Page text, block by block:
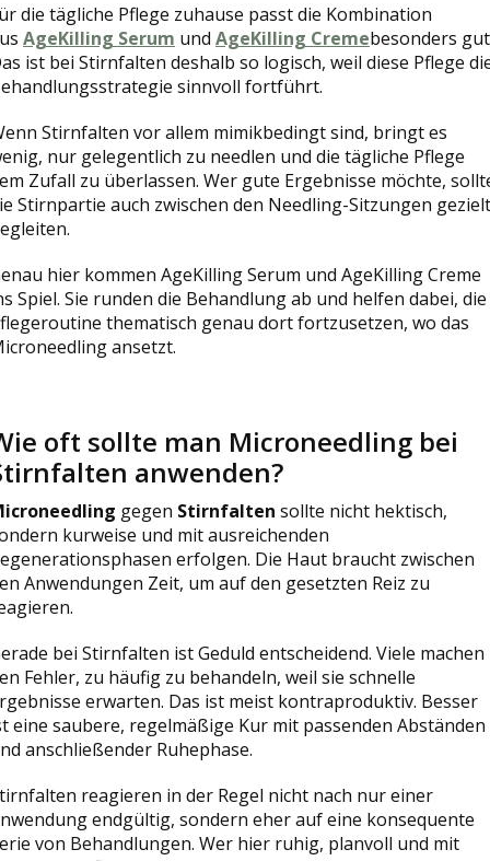
die tägliche Pflege zuhause passt die Kombination
AgeKilling Serum und AgeKilling Cremebesonders
ist bei Stirnfalten deshalb so logisch, weil diese Pflege
sinnvoll fortführt.
Stirnfalten vor allem mimikbedingt sind, bringt es
nur gelegentlich zu needlen und die tägliche Pflege
Zufall zu überlassen. Wer gute Ergebnisse möchte,
Stirnpartie auch zwischen den Needling-Sitzungen gezielt
hier kommen AgeKilling Serum und AgeKilling Creme
Spiel. Sie runden die Behandlung ab und helfen dabei, die
thematisch genau dort fortzusetzen, wo das
ansetzt.
oft sollte man Microneedling bei
anwenden?
gegen Stirnfalten sollte nicht hektisch,
kurweise und mit ausreichenden
erfolgen. Die Haut braucht zwischen
Anwendungen Zeit, um auf den gesetzten Reiz zu
bei Stirnfalten ist Geduld entscheidend. Viele machen
Fehler, zu häufig zu behandeln, weil sie schnelle
erwarten. Das ist meist kontraproduktiv. Besser
eine saubere, regelmäßige Kur mit passenden Abständen
anschließender Ruhephase.
reagieren in der Regel nicht nach nur einer
endgültig, sondern eher auf eine konsequente
von Behandlungen. Wer hier ruhig, planvoll und mit